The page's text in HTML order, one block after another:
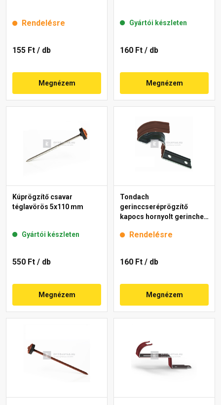
Rendelésre
155 Ft / db
Megnézem
Gyártói készleten
160 Ft / db
Megnézem
Kúprögzítő csavar
téglavörös 5x110 mm
Gyártói készleten
550 Ft / db
Megnézem
Tondach
gerinccseréprögzítő
kapocs hornyolt gerinchez
Rendelésre
160 Ft / db
Megnézem